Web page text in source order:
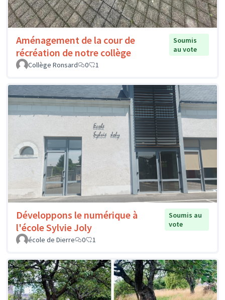
Aménagement de la cour de
récréation de notre collège
Soumis
au vote
Collège Ronsard
0 1
Développons le numérique à
l'école Sylvie Joly
Soumis au
vote
école de Dierre
0 1